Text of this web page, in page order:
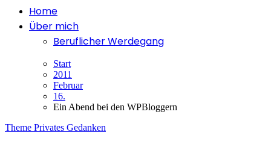
Home
Über mich
Beruflicher Werdegang
Start
2011
Februar
16.
Ein Abend bei den WPBloggern
Theme Privates Gedanken